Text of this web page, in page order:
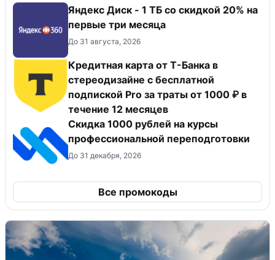
Яндекс Диск - 1 ТБ со скидкой 20% на
первые три месяца
До 31 августа, 2026
Кредитная карта от Т-Банка в
стереодизайне с бесплатной
подпиской Pro за траты от 1000 ₽ в
течение 12 месяцев
Скидка 1000 рублей на курсы
профессиональной переподготовки
До 31 декабря, 2026
Все промокоды